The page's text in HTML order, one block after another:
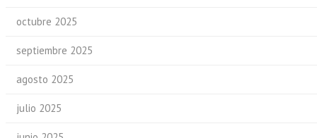
octubre 2025
septiembre 2025
agosto 2025
julio 2025